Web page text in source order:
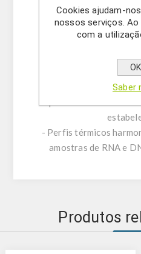
start Taq
- Corante ROX™
- Sistema de Controlo
excluir
- Otimizado para lidar
- Plataformas de
- Perfis térmicos
amostras de RNA e
Produtos
Cookies ajudam-
nossos serviços. Ao
com a
OK
Saber